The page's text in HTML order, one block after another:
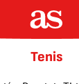
Tenis